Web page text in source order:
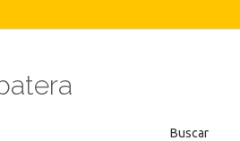
Buscar